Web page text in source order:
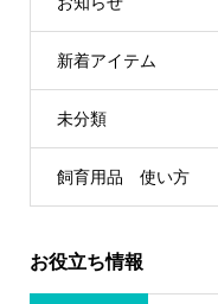
新着アイテム
未分類
飼育用品 使い方
お役立ち情報